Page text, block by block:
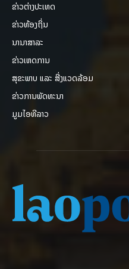
ຂ່າວຕ່າງປະເທດ
ຂ່າວທ້ອງຖິ່ນ
ນານາສາລະ
ຂ່າວເຫດການ
ສຸຂະພາບ ແລະ ສີ່ງແວດລ້ອມ
ຂ່າວການພັດທະນາ
ມູມໄອທີລາວ